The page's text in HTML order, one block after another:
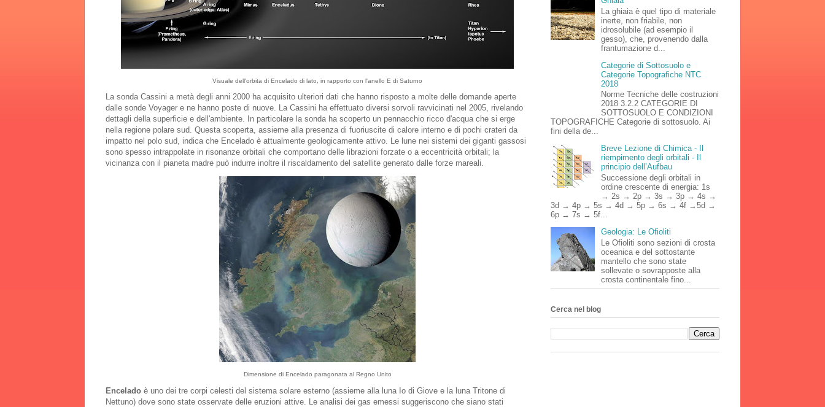
Visuale dell'orbita di Encelado di lato, in rapporto con l'anello E di Saturno
La sonda Cassini a metà degli anni 2000 ha acquisito ulteriori dati che hanno risposto a molte delle domande aperte
dalle sonde Voyager e ne hanno poste di nuove. La Cassini ha effettuato diversi sorvoli ravvicinati nel 2005, rivelando
dettagli della superficie e dell'ambiente. In particolare la sonda ha scoperto un pennacchio ricco d'acqua che si erge
nella regione polare sud. Questa scoperta, assieme alla presenza di fuoriuscite di calore interno e di pochi crateri da
impatto nel polo sud, indica che Encelado è attualmente geologicamente attivo. Le lune nei sistemi dei giganti gassosi
sono spesso intrappolate in risonanze orbitali che comportano delle librazioni forzate o a eccentricità orbitali; la
vicinanza con il pianeta madre può indurre inoltre il riscaldamento del satellite generato dalle forze mareali.
Dimensione di Encelado paragonata al Regno Unito
Encelado è uno dei tre corpi celesti del sistema solare esterno (assieme alla luna Io di Giove e la luna Tritone di
Nettuno) dove sono state osservate delle eruzioni attive. Le analisi dei gas emessi suggeriscono che siano stati
La ghiaia è quel tipo di materiale
inerte, non friabile, non
idrosolubile (ad esempio il
gesso), che, provenendo dalla
frantumazione d...
Categorie di Sottosuolo e
Categorie Topografiche NTC
2018
Norme Tecniche delle costruzioni
2018 3.2.2 CATEGORIE DI
SOTTOSUOLO E CONDIZIONI
TOPOGRAFICHE Categorie di sottosuolo. Ai
fini della de...
Breve Lezione di Chimica - Il
riempimento degli orbitali - Il
principio dell’Aufbau
Successione degli orbitali in
ordine crescente di energia: 1s
→ 2s → 2p → 3s → 3p → 4s →
3d → 4p → 5s → 4d → 5p → 6s → 4f →5d →
6p → 7s → 5f...
Geologia: Le Ofioliti
Le Ofioliti sono sezioni di crosta
oceanica e del sottostante
mantello che sono state
sollevate o sovrapposte alla
crosta continentale fino...
Cerca nel blog